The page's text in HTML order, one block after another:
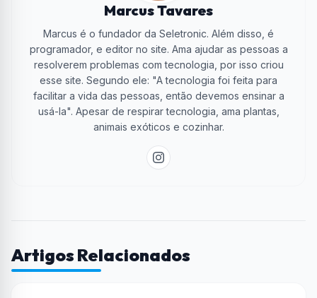
Marcus Tavares
Marcus é o fundador da Seletronic. Além disso, é
programador, e editor no site. Ama ajudar as pessoas a
resolverem problemas com tecnologia, por isso criou
esse site. Segundo ele: "A tecnologia foi feita para
facilitar a vida das pessoas, então devemos ensinar a
usá-la". Apesar de respirar tecnologia, ama plantas,
animais exóticos e cozinhar.
Artigos Relacionados